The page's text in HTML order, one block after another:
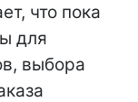
что пока
для
выбора